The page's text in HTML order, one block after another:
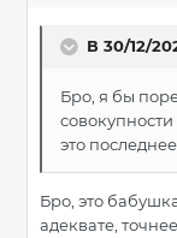
В 30/12/
Бро, я бы
это
Бро, это
адеквате,